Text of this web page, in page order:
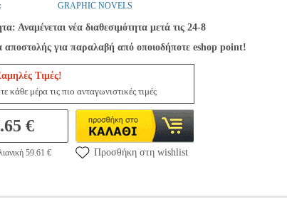
GRAPHIC NOVELS
Αναμένεται νέα διαθεσιμότητα μετά τις 24-8
αποστολής για παραλαβή από οποιοδήποτε eshop point!
Τιμές!
κάθε μέρα τις πιο ανταγωνιστικές τιμές
€
59.61 € Προσθήκη στη wishlist